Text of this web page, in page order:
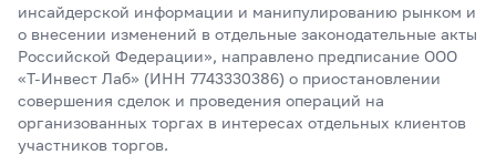
инсайдерской информации и манипулированию рынком и
о внесении изменений в отдельные законодательные акты
Российской Федерации», направлено предписание ООО
«Т-Инвест Лаб» (ИНН 7743330386) о приостановлении
совершения сделок и проведения операций на
организованных торгах в интересах отдельных клиентов
участников торгов.